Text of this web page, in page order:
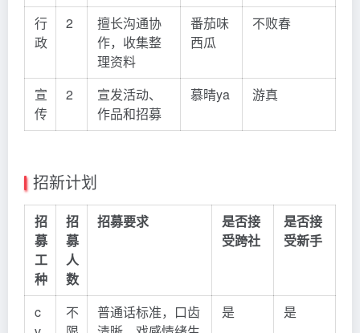
行
政
2
擅长沟通协
作，收集整
理资料
番茄味
西瓜
不败春
宣
传
2
宣发活动、
作品和招募
慕晴ya 游真
招新计划
招
募
工
种
招
募
人
数
招募要求
是否接
受跨社
是否接
受新手
c
不
普通话标准，口齿
是 是